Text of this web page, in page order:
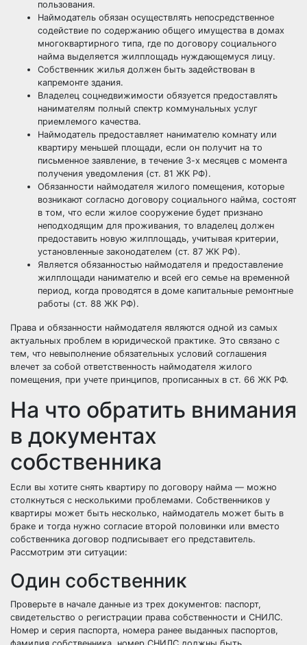
пользования.
Наймодатель обязан осуществлять непосредственное
содействие по содержанию общего имущества в домах
многоквартирного типа, где по договору социального
найма выделяется жилплощадь нуждающемуся лицу.
Собственник жилья должен быть задействован в
капремонте здания.
Владелец соцнедвижимости обязуется предоставлять
нанимателям полный спектр коммунальных услуг
приемлемого качества.
Наймодатель предоставляет нанимателю комнату или
квартиру меньшей площади, если он получит на то
письменное заявление, в течение 3-х месяцев с момента
получения уведомления (ст. 81 ЖК РФ).
Обязанности наймодателя жилого помещения, которые
возникают согласно договору социального найма, состоят
в том, что если жилое сооружение будет признано
неподходящим для проживания, то владелец должен
предоставить новую жилплощадь, учитывая критерии,
установленные законодателем (ст. 87 ЖК РФ).
Является обязанностью наймодателя и предоставление
жилплощади нанимателю и всей его семье на временной
период, когда проводятся в доме капитальные ремонтные
работы (ст. 88 ЖК РФ).
Права и обязанности наймодателя являются одной из самых
актуальных проблем в юридической практике. Это связано с
тем, что невыполнение обязательных условий соглашения
влечет за собой ответственность наймодателя жилого
помещения, при учете принципов, прописанных в ст. 66 ЖК РФ.
На что обратить внимания
в документах
собственника
Если вы хотите снять квартиру по договору найма — можно
столкнуться с несколькими проблемами. Собственников у
квартиры может быть несколько, наймодатель может быть в
браке и тогда нужно согласие второй половинки или вместо
собственника договор подписывает его представитель.
Рассмотрим эти ситуации:
Один собственник
Проверьте в начале данные из трех документов: паспорт,
свидетельство о регистрации права собственности и СНИЛС.
Номер и серия паспорта, номера ранее выданных паспортов,